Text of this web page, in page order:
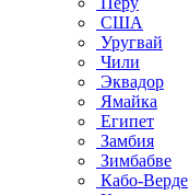
США
Уругвай
Чили
Эквадор
Ямайка
Египет
Замбия
Зимбабве
Кабо-Верде